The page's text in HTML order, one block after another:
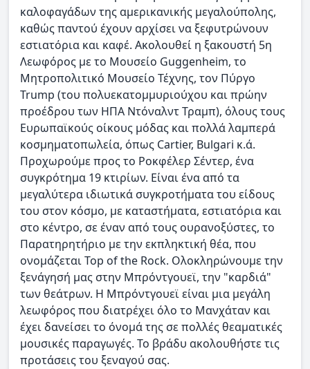
καλοφαγάδων της αμερικανικής μεγαλούπολης,
καθώς παντού έχουν αρχίσει να ξεφυτρώνουν
εστιατόρια και καφέ. Ακολουθεί η ξακουστή 5η
Λεωφόρος με το Μουσείο Guggenheim, το
Μητροπολιτικό Μουσείο Τέχνης, τον Πύργο
Trump (του πολυεκατομμυριούχου και πρώην
προέδρου των ΗΠΑ Ντόναλντ Τραμπ), όλους τους
Ευρωπαϊκούς οίκους μόδας και πολλά λαμπερά
κοσμηματοπωλεία, όπως Cartier, Bulgari κ.ά.
Προχωρούμε προς το Ροκφέλερ Σέντερ, ένα
συγκρότημα 19 κτιρίων. Είναι ένα από τα
μεγαλύτερα ιδιωτικά συγκροτήματα του είδους
του στον κόσμο, με καταστήματα, εστιατόρια και
στο κέντρο, σε έναν από τους ουρανοξύστες, το
Παρατηρητήριο με την εκπληκτική θέα, που
ονομάζεται Top of the Rock. Ολοκληρώνουμε την
ξενάγησή μας στην Μπρόντγουεϊ, την "καρδιά"
των θεάτρων. Η Μπρόντγουεϊ είναι μια μεγάλη
λεωφόρος που διατρέχει όλο το Μανχάταν και
έχει δανείσει το όνομά της σε πολλές θεαματικές
μουσικές παραγωγές. Το βράδυ ακολουθήστε τις
προτάσεις του ξεναγού σας.